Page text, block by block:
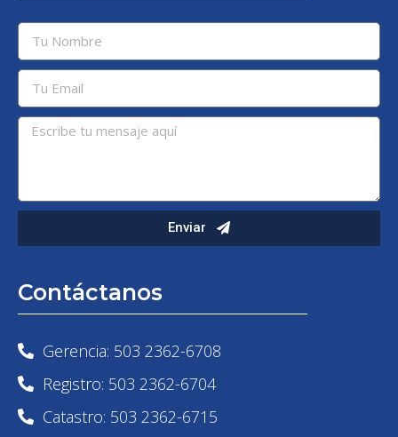
Contáctanos
Gerencia: 503 2362-6708
Registro: 503 2362-6704
Catastro: 503 2362-6715
Enviar